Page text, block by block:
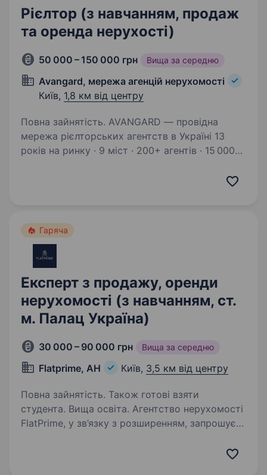
Рієлтор (з навчанням, продаж
та оренда нерухості)
50 000 – 150 000 грн Вища за середню
Avangard, мережа агенцій нерухомості
Київ, 1,8 км від центру
Повна зайнятість. AVANGARD — провідна
мережа рієлторських агентств в Україні 13
років на ринку · 9 міст · 200+ агентів · 15 000+
Гаряча
Експерт з продажу, оренди
нерухомості (з навчанням, ст.
м. Палац Україна)
30 000 – 90 000 грн Вища за середню
Flatprime, АН Київ, 3,5 км від центру
Повна зайнятість. Також готові взяти
студента. Вища освіта. Агентство нерухомості
FlatPrime, у зв’язку з розширенням, запрошує